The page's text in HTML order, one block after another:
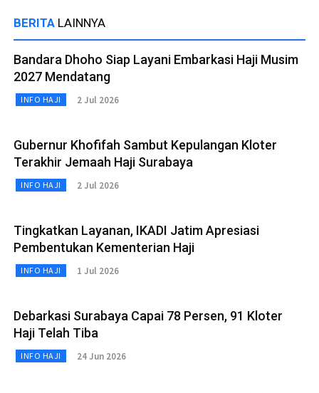
BERITA LAINNYA
Bandara Dhoho Siap Layani Embarkasi Haji Musim
2027 Mendatang
INFO HAJI 2 Jul 2026
Gubernur Khofifah Sambut Kepulangan Kloter
Terakhir Jemaah Haji Surabaya
INFO HAJI 2 Jul 2026
Tingkatkan Layanan, IKADI Jatim Apresiasi
Pembentukan Kementerian Haji
INFO HAJI 1 Jul 2026
Debarkasi Surabaya Capai 78 Persen, 91 Kloter
Haji Telah Tiba
INFO HAJI 24 Jun 2026